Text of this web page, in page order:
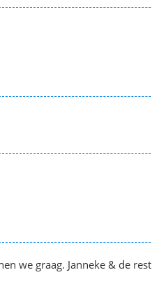
we graag. Janneke & de rest